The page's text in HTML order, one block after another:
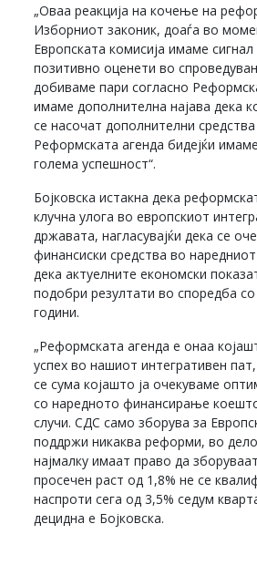
„Оваа реакција на кочење на
Изборниот законик, доаѓа во
Европската комисија имаме
позитивно оценети во
добиваме пари согласно
имаме дополнителна најава дека
се насочат дополнителни
Реформската агенда бидејќи
голема успешност“.
Бојковска истакна дека
клучна улога во европскиот
државата, нагласувајќи дека се
финансиски средства во
дека актуелните економски
подобри резултати во споредба
години.
„Реформската агенда е онаа
успех во нашиот интегративен
се сума којашто ја очекуваме
со наредното финансирање
случи. СДС само зборува за
поддржи никаква реформи, во
најмалку имаат право да
просечен раст од 1,8% не се
наспроти сега од 3,5% седум
децидна е Бојковска.